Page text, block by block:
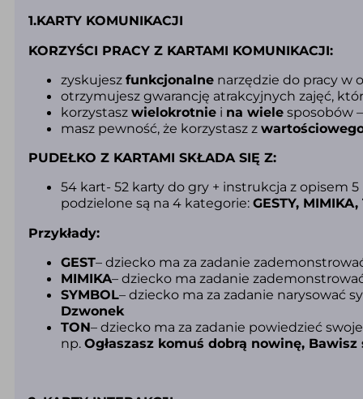
1.KARTY KOMUNIKACJI
KORZYŚCI PRACY Z KARTAMI KOMUNIKACJI:
zyskujeszfunkcjonalne narzędzie do pracy w
otrzymujesz gwarancję atrakcyjnych zajęć,
korzystaszwielokrotnie i na wiele sposobów
masz pewność, że korzystasz z
PUDEŁKO Z KARTAMI SKŁADA SIĘ Z:
54 kart- 52 karty do gry + instrukcja z opisem
podzielone są na 4 kategorie:GESTY,
Przykłady:
GEST– dziecko ma za zadanie
MIMIKA– dziecko ma zadanie
SYMBOL– dziecko ma za zadanie narysować
Dzwonek
TON– dziecko ma za zadanie powiedzieć
np.Ogłaszasz komuś dobrą nowinę,